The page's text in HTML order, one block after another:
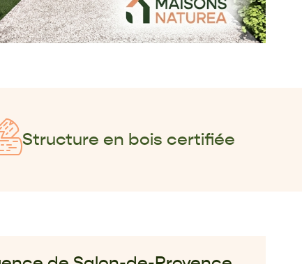
Structure en bois certifiée